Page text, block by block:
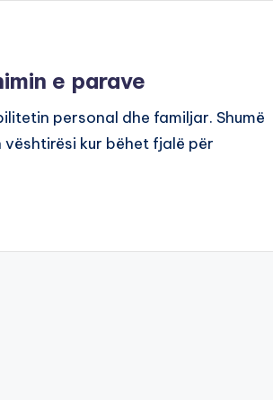
e parave
personal dhe familjar. Shumë
kur bëhet fjalë për